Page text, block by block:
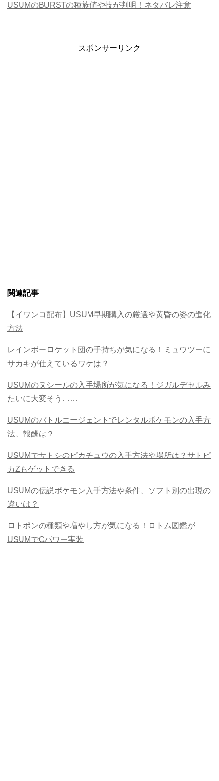
USUMのBURSTの種族値や技が判明！ネタバレ注意
スポンサーリンク
関連記事
【イワンコ配布】USUM早期購入の厳選や黄昏の姿の進化
方法
レインボーロケット団の手持ちが気になる！ミュウツーに
サカキが仕えているワケは？
USUMのヌシールの入手場所が気になる！ジガルデセルみ
たいに大変そう……
USUMのバトルエージェントでレンタルポケモンの入手方
法、報酬は？
USUMでサトシのピカチュウの入手方法や場所は？サトピ
カZもゲットできる
USUMの伝説ポケモン入手方法や条件、ソフト別の出現の
違いは？
ロトポンの種類や増やし方が気になる！ロトム図鑑が
USUMでOパワー実装